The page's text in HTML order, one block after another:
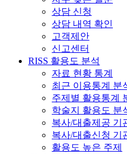
상담 신청
상담 내역 확인
고객제안
신고센터
RISS 활용도 분석
자료 현황 통계
최근 이용통계 분
주제별 활용통계
학술지 활용도 분
복사/대출제공 기
복사/대출신청 기
활용도 높은 주제